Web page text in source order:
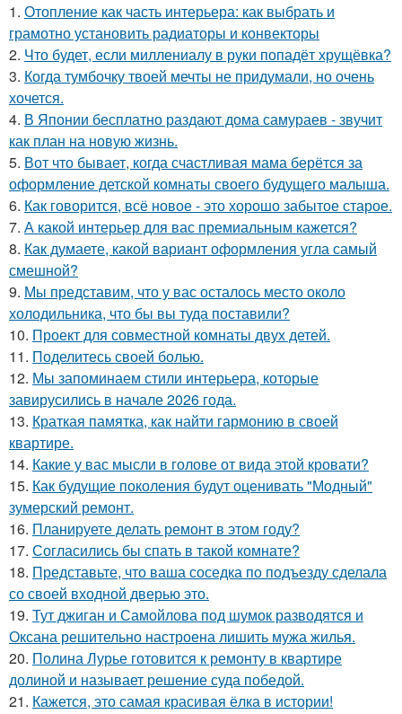
1. Отопление как часть интерьера: как выбрать и
грамотно установить радиаторы и конвекторы
2. Что будет, если миллениалу в руки попадёт хрущёвка?
3. Когда тумбочку твоей мечты не придумали, но очень
хочется.
4. В Японии бесплатно раздают дома самураев - звучит
как план на новую жизнь.
5. Вот что бывает, когда счастливая мама берётся за
оформление детской комнаты своего будущего малыша.
6. Как говорится, всё новое - это хорошо забытое старое.
7. А какой интерьер для вас премиальным кажется?
8. Как думаете, какой вариант оформления угла самый
смешной?
9. Мы представим, что у вас осталось место около
холодильника, что бы вы туда поставили?
10. Проект для совместной комнаты двух детей.
11. Поделитесь своей болью.
12. Мы запоминаем стили интерьера, которые
завирусились в начале 2026 года.
13. Краткая памятка, как найти гармонию в своей
квартире.
14. Какие у вас мысли в голове от вида этой кровати?
15. Как будущие поколения будут оценивать "Модный"
зумерский ремонт.
16. Планируете делать ремонт в этом году?
17. Согласились бы спать в такой комнате?
18. Представьте, что ваша соседка по подъезду сделала
со своей входной дверью это.
19. Тут джиган и Самойлова под шумок разводятся и
Оксана решительно настроена лишить мужа жилья.
20. Полина Лурье готовится к ремонту в квартире
долиной и называет решение суда победой.
21. Кажется, это самая красивая ёлка в истории!